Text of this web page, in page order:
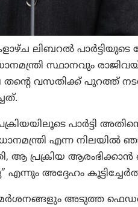
ലിബറൽ പാർട്ടിയുടെ
സ്ഥാനവും
തൻ്റെ വസതിക്ക് പുറത്ത്
പാർട്ടി
എന്ന നിലയിൽ
ആ പ്രക്രിയ
എന്നും അദ്ദേഹം
വിമർശനങ്ങളും അടുത്ത